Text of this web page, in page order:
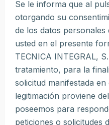
Se le informa que al
otorgando su
de los datos
usted en el presente
TECNICA INTEGRAL,
tratamiento, para la
solicitud manifestada
legitimación proviene
poseemos para
peticiones o solicitudes